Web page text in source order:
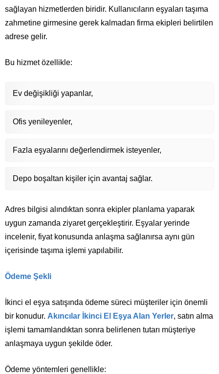
sağlayan hizmetlerden biridir. Kullanıcıların eşyaları taşıma
zahmetine girmesine gerek kalmadan firma ekipleri belirtilen
adrese gelir.
Bu hizmet özellikle:
Ev değişikliği yapanlar,
Ofis yenileyenler,
Fazla eşyalarını değerlendirmek isteyenler,
Depo boşaltan kişiler için avantaj sağlar.
Adres bilgisi alındıktan sonra ekipler planlama yaparak
uygun zamanda ziyaret gerçekleştirir. Eşyalar yerinde
incelenir, fiyat konusunda anlaşma sağlanırsa aynı gün
içerisinde taşıma işlemi yapılabilir.
Ödeme Şekli
İkinci el eşya satışında ödeme süreci müşteriler için önemli
bir konudur. Akıncılar İkinci El Eşya Alan Yerler, satın alma
işlemi tamamlandıktan sonra belirlenen tutarı müşteriye
anlaşmaya uygun şekilde öder.
Ödeme yöntemleri genellikle: